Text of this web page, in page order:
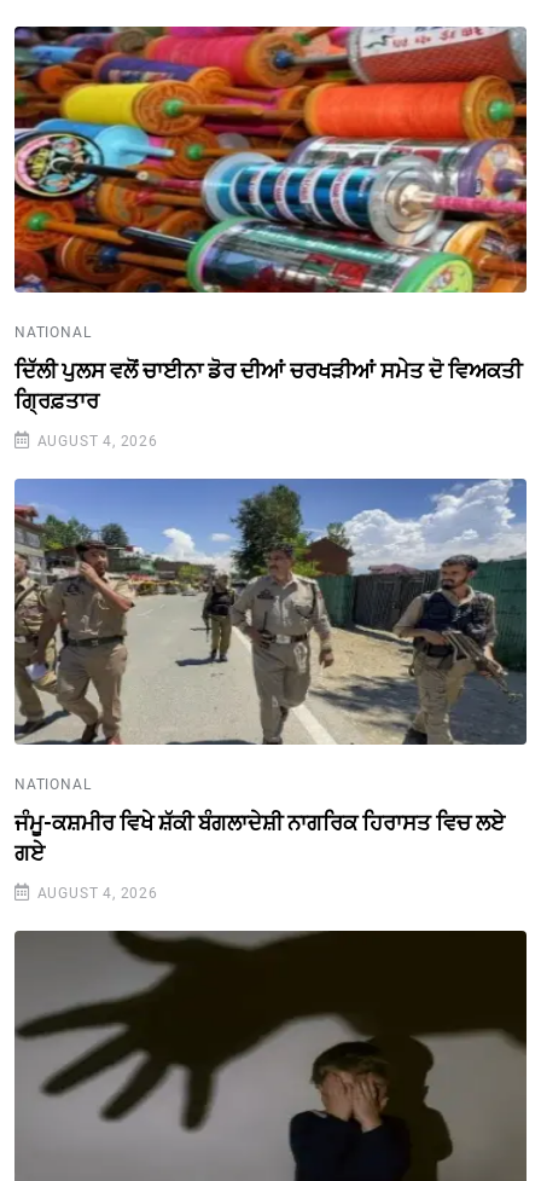
NATIONAL
ਦਿੱਲੀ ਪੁਲਸ ਵਲੋਂ ਚਾਈਨਾ ਡੋਰ ਦੀਆਂ ਚਰਖੜੀਆਂ ਸਮੇਤ ਦੋ ਵਿਅਕਤੀ
ਗ੍ਰਿਫ਼ਤਾਰ
AUGUST 4, 2026
NATIONAL
ਜੰਮੂ-ਕਸ਼ਮੀਰ ਵਿਖੇ ਸ਼ੱਕੀ ਬੰਗਲਾਦੇਸ਼ੀ ਨਾਗਰਿਕ ਹਿਰਾਸਤ ਵਿਚ ਲਏ
ਗਏ
AUGUST 4, 2026